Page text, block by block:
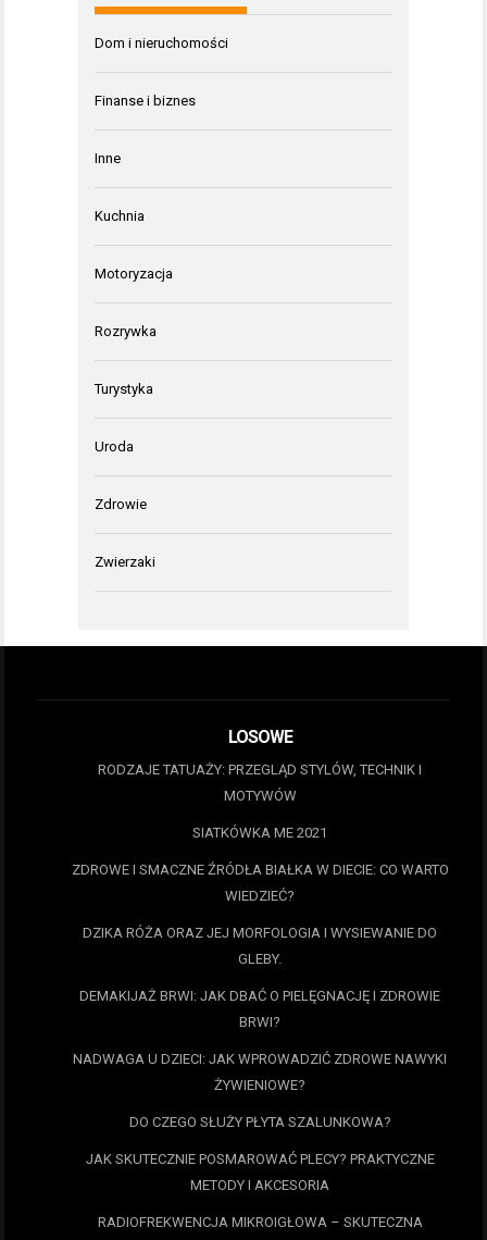
Dom i nieruchomości
Finanse i biznes
Inne
Kuchnia
Motoryzacja
Rozrywka
Turystyka
Uroda
Zdrowie
Zwierzaki
LOSOWE
RODZAJE TATUAŻY: PRZEGLĄD STYLÓW, TECHNIK I
MOTYWÓW
SIATKÓWKA ME 2021
ZDROWE I SMACZNE ŹRÓDŁA BIAŁKA W DIECIE: CO WARTO
WIEDZIEĆ?
DZIKA RÓŻA ORAZ JEJ MORFOLOGIA I WYSIEWANIE DO
GLEBY.
DEMAKIJAŻ BRWI: JAK DBAĆ O PIELĘGNACJĘ I ZDROWIE
BRWI?
NADWAGA U DZIECI: JAK WPROWADZIĆ ZDROWE NAWYKI
ŻYWIENIOWE?
DO CZEGO SŁUŻY PŁYTA SZALUNKOWA?
JAK SKUTECZNIE POSMAROWAĆ PLECY? PRAKTYCZNE
METODY I AKCESORIA
RADIOFREKWENCJA MIKROIGŁOWA – SKUTECZNA